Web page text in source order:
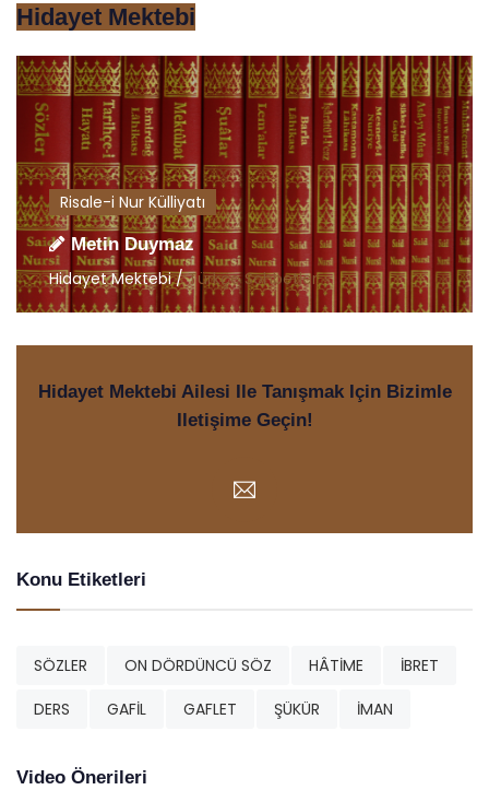
Hidayet Mektebi
Risale-i Nur Külliyatı
Metin Duymaz
Hidayet Mektebi /Türkçe Sohbetler
Hidayet Mektebi Ailesi Ile Tanışmak Için Bizimle
Iletişime Geçin!
Konu Etiketleri
SÖZLER ON DÖRDÜNCÜ SÖZ HÂTİME
İBRET
DERS
GAFİL GAFLET ŞÜKÜR İMAN
Video Önerileri